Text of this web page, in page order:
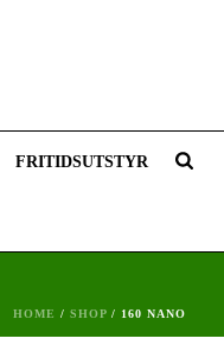
FRITIDSUTSTYR
HOME / SHOP / 160 NANO